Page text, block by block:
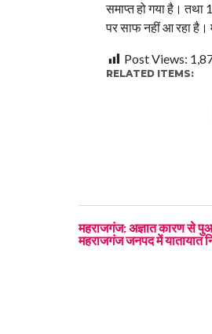
समाप्त हो गया है। तथा
पर साफ नहीं आ रहा है।
Post Views:
RELATED ITEMS:
महराजगंज: अज्ञात कारण से
महराजगंज जनपद में यातायात